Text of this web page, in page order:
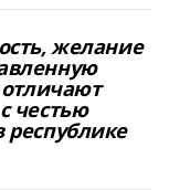
желание
честью